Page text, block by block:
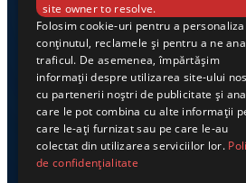
Despre noi
Casa de editură Exclusiv
site owner to resolve.
Folosim cookie-uri pentru a personaliza
conținutul, reclamele și pentru a ne
traficul. De asemenea, împărtășim
informații despre utilizarea site-ului
cu partenerii noștri de publicitate și
care le pot combina cu alte informații
care le-ați furnizat sau pe care le-au
colectat din utilizarea serviciilor lor.
de confidențialitate